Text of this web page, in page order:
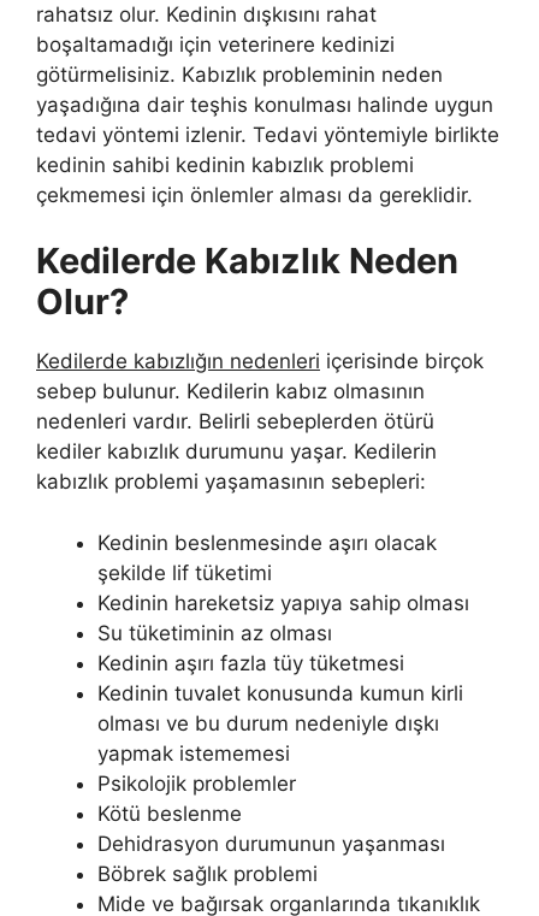
rahatsız olur. Kedinin dışkısını rahat
boşaltamadığı için veterinere kedinizi
götürmelisiniz. Kabızlık probleminin neden
yaşadığına dair teşhis konulması halinde uygun
tedavi yöntemi izlenir. Tedavi yöntemiyle birlikte
kedinin sahibi kedinin kabızlık problemi
çekmemesi için önlemler alması da gereklidir.
Kedilerde Kabızlık Neden
Olur?
Kedilerde kabızlığın nedenleri içerisinde birçok
sebep bulunur. Kedilerin kabız olmasının
nedenleri vardır. Belirli sebeplerden ötürü
kediler kabızlık durumunu yaşar. Kedilerin
kabızlık problemi yaşamasının sebepleri:
Kedinin beslenmesinde aşırı olacak
şekilde lif tüketimi
Kedinin hareketsiz yapıya sahip olması
Su tüketiminin az olması
Kedinin aşırı fazla tüy tüketmesi
Kedinin tuvalet konusunda kumun kirli
olması ve bu durum nedeniyle dışkı
yapmak istememesi
Psikolojik problemler
Kötü beslenme
Dehidrasyon durumunun yaşanması
Böbrek sağlık problemi
Mide ve bağırsak organlarında tıkanıklık